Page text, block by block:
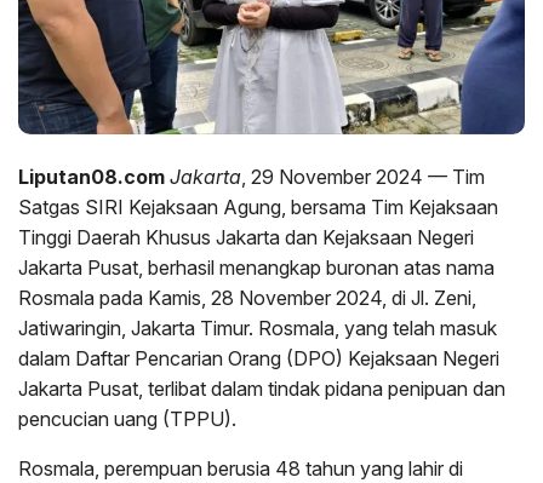
Liputan08.com Jakarta, 29 November 2024 — Tim
Satgas SIRI Kejaksaan Agung, bersama Tim Kejaksaan
Tinggi Daerah Khusus Jakarta dan Kejaksaan Negeri
Jakarta Pusat, berhasil menangkap buronan atas nama
Rosmala pada Kamis, 28 November 2024, di Jl. Zeni,
Jatiwaringin, Jakarta Timur. Rosmala, yang telah masuk
dalam Daftar Pencarian Orang (DPO) Kejaksaan Negeri
Jakarta Pusat, terlibat dalam tindak pidana penipuan dan
pencucian uang (TPPU).
Rosmala, perempuan berusia 48 tahun yang lahir di